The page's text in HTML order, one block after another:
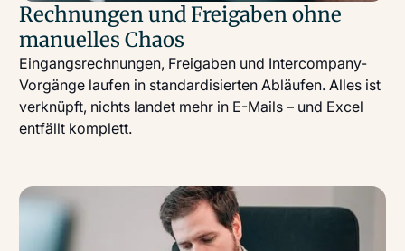
Rechnungen und Freigaben ohne
manuelles Chaos
Eingangsrechnungen, Freigaben und Intercompany-
Vorgänge laufen in standardisierten Abläufen. Alles ist
verknüpft, nichts landet mehr in E-Mails – und Excel
entfällt komplett.